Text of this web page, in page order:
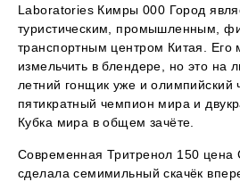
Laboratories Кимры 000 Город
туристическим, промышленным,
транспортным центром Китая. Его
измельчить в блендере, но это на
летний гонщик уже и олимпийский
пятикратный чемпион мира и
Кубка мира в общем зачёте.
Современная Тритренол 150 цена
сделала семимильный скачёк